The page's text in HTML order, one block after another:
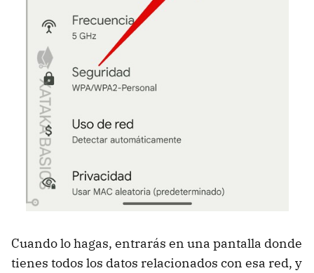
Cuando lo hagas, entrarás en una pantalla donde
tienes todos los datos relacionados con esa red, y